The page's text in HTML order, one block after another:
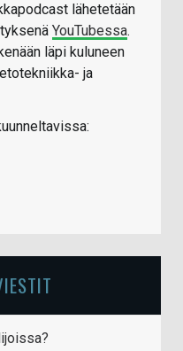
lähetetään
YouTubessa.
läpi kuluneen
ja